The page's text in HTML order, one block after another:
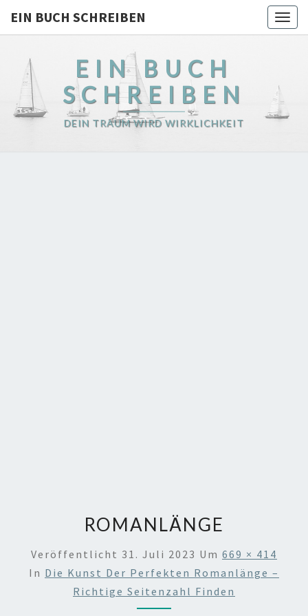
EIN BUCH SCHREIBEN
EIN BUCH
SCHREIBEN
DEIN TRAUM WIRD WIRKLICHKEIT
ROMANLÄNGE
Veröffentlicht 31. Juli 2023 Um 669 × 414
In Die Kunst Der Perfekten Romanlänge –
Richtige Seitenzahl Finden